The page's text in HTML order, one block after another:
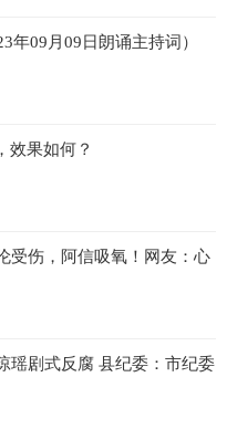
年09月09日朗诵主持词）
效果如何？
受伤，阿信吸氧！网友：心
瑶剧式反腐 县纪委：市纪委